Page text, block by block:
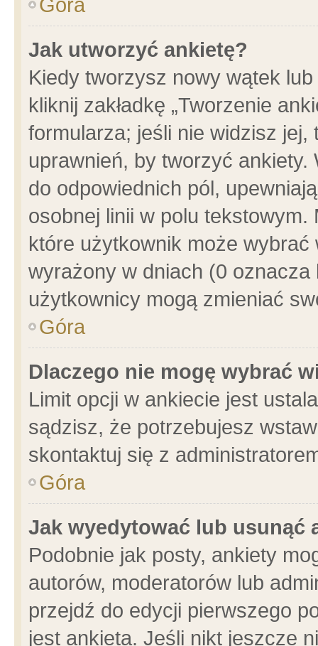
Jak utworzyć ankietę?
Kiedy tworzysz nowy wątek
kliknij zakładkę „Tworzenie
formularza; jeśli nie widzisz
uprawnień, by tworzyć ankiety.
do odpowiednich pól,
osobnej linii w polu
które użytkownik może
wyrażony w dniach (0
użytkownicy mogą zmieniać
Góra
Dlaczego nie mogę wybrać
Limit opcji w ankiecie jest
sądzisz, że potrzebujesz
skontaktuj się z
Góra
Jak wyedytować lub usunąć
Podobnie jak posty, ankiety
autorów, moderatorów lub
przejdź do edycji pierwszego
jest ankieta. Jeśli nikt jeszcze